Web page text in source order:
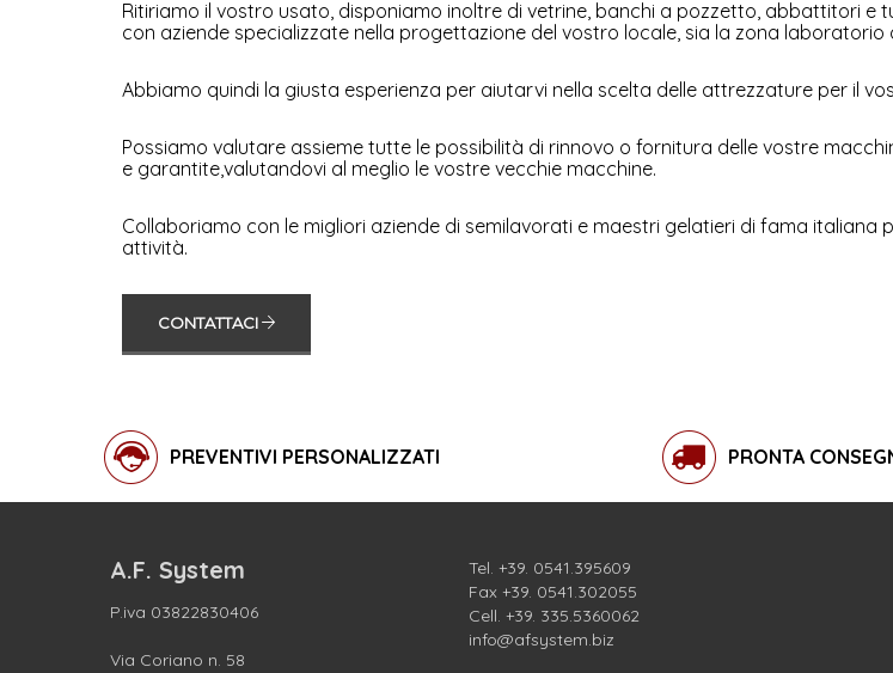
Ritiriamo il vostro usato, disponiamo inoltre di vetrine, banchi a pozzetto, abbattitori
con aziende specializzate nella progettazione del vostro locale, sia la zona laboratorio
Abbiamo quindi la giusta esperienza per aiutarvi nella scelta delle attrezzature per il
Possiamo valutare assieme tutte le possibilità di rinnovo o fornitura delle vostre
e garantite,valutandovi al meglio le vostre vecchie macchine.
Collaboriamo con le migliori aziende di semilavorati e maestri gelatieri di fama
attività.
CONTATTACI
PREVENTIVI PERSONALIZZATI PRONTA
A.F. System
P.iva 03822830406
Via Coriano n. 58
Tel. +39. 0541.395609
Fax +39. 0541.302055
Cell. +39. 335.5360062
info@afsystem.biz